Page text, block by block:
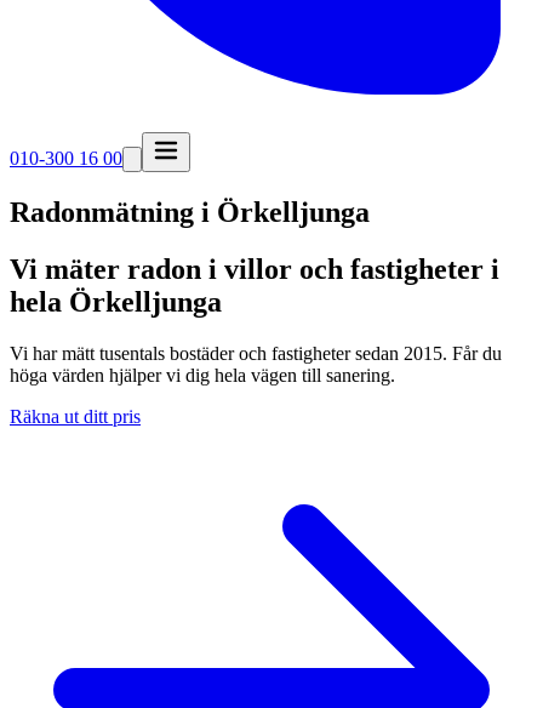
010-300 16 00
Radonmätning i Örkelljunga
Vi mäter radon i villor och fastigheter i
hela Örkelljunga
Vi har mätt tusentals bostäder och fastigheter sedan 2015. Får du
höga värden hjälper vi dig hela vägen till sanering.
Räkna ut ditt pris